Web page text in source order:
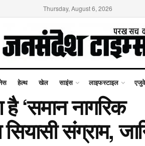
Thursday, August 6, 2026
हेल्थ खेल साइंस लाइफस्टाइल
नागरिक
संग्राम,